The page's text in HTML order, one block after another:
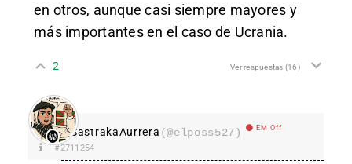
en otros, aunque casi siempre mayores y
más importantes en el caso de Ucrania.
2 Ver respuestas (16)
SastrakaAurrera (@elposs527) EM Off
#2711254